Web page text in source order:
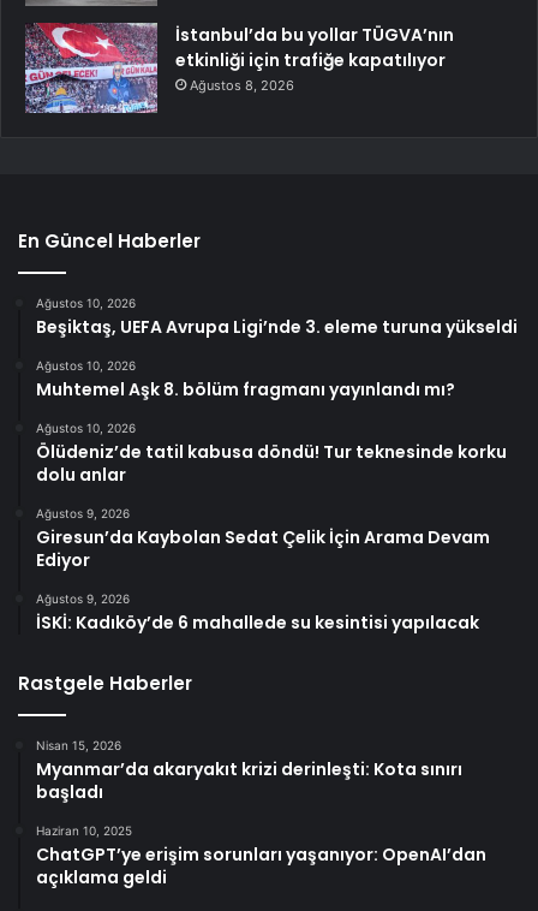
İstanbul’da bu yollar TÜGVA’nın
etkinliği için trafiğe kapatılıyor
Ağustos 8, 2026
En Güncel Haberler
Ağustos 10, 2026
Beşiktaş, UEFA Avrupa Ligi’nde 3. eleme turuna yükseldi
Ağustos 10, 2026
Muhtemel Aşk 8. bölüm fragmanı yayınlandı mı?
Ağustos 10, 2026
Ölüdeniz’de tatil kabusa döndü! Tur teknesinde korku
dolu anlar
Ağustos 9, 2026
Giresun’da Kaybolan Sedat Çelik İçin Arama Devam
Ediyor
Ağustos 9, 2026
İSKİ: Kadıköy’de 6 mahallede su kesintisi yapılacak
Rastgele Haberler
Nisan 15, 2026
Myanmar’da akaryakıt krizi derinleşti: Kota sınırı
başladı
Haziran 10, 2025
ChatGPT’ye erişim sorunları yaşanıyor: OpenAI’dan
açıklama geldi